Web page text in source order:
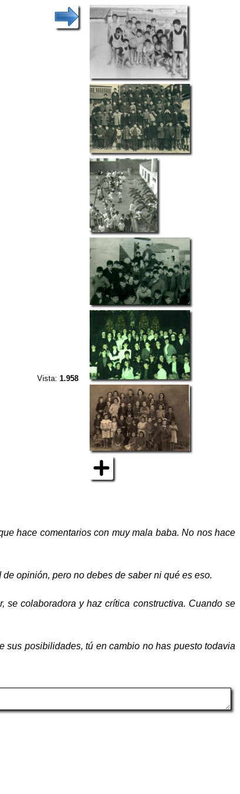
Vista:1.958
hace comentarios con muy mala baba. No nos hace
opinión, pero no debes de saber ni qué es eso.
se colaboradora y haz crítica constructiva. Cuando se
posibilidades, tú en cambio no has puesto todavia